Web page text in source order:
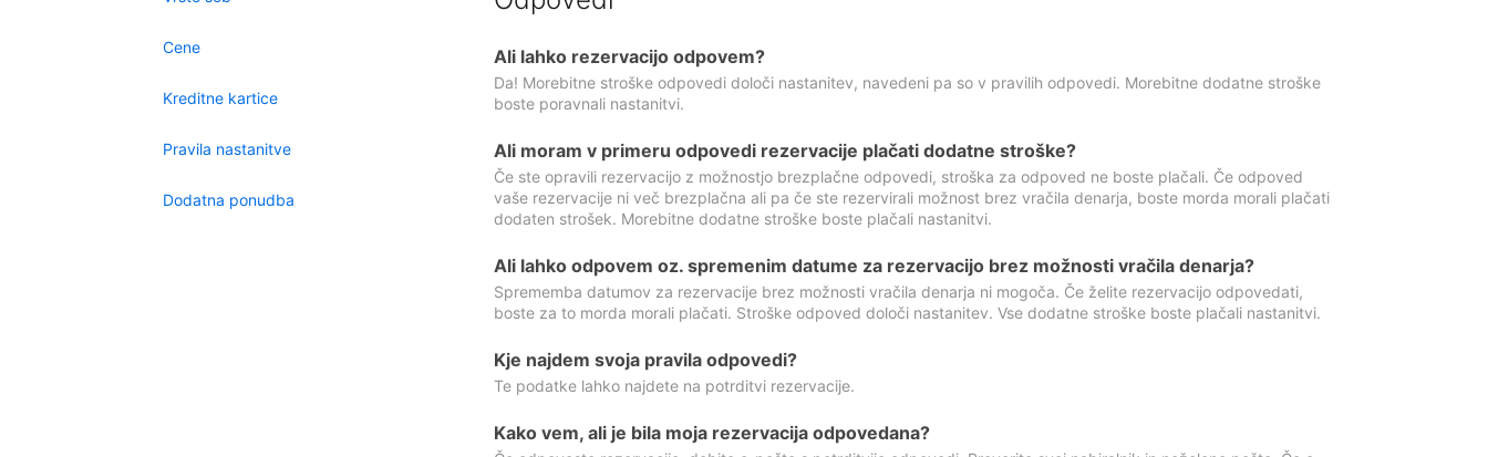
Cene
Kreditne kartice
Pravila nastanitve
Dodatna ponudba
Ali lahko rezervacijo odpovem?
Da! Morebitne stroške odpovedi določi nastanitev, navedeni pa so v pravilih odpovedi. Morebitne dodatne stroške
boste poravnali nastanitvi.
Ali moram v primeru odpovedi rezervacije plačati dodatne stroške?
Če ste opravili rezervacijo z možnostjo brezplačne odpovedi, stroška za odpoved ne boste plačali. Če odpoved
vaše rezervacije ni več brezplačna ali pa če ste rezervirali možnost brez vračila denarja, boste morda morali plačati
dodaten strošek. Morebitne dodatne stroške boste plačali nastanitvi.
Ali lahko odpovem oz. spremenim datume za rezervacijo brez možnosti vračila denarja?
Sprememba datumov za rezervacije brez možnosti vračila denarja ni mogoča. Če želite rezervacijo odpovedati,
boste za to morda morali plačati. Stroške odpoved določi nastanitev. Vse dodatne stroške boste plačali nastanitvi.
Kje najdem svoja pravila odpovedi?
Te podatke lahko najdete na potrditvi rezervacije.
Kako vem, ali je bila moja rezervacija odpovedana?